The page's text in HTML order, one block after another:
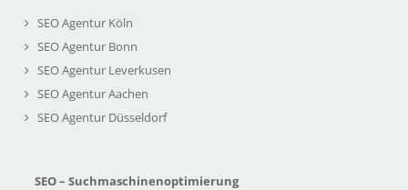
SEO Agentur Köln
SEO Agentur Bonn
SEO Agentur Leverkusen
SEO Agentur Aachen
SEO Agentur Düsseldorf
SEO – Suchmaschinenoptimierung